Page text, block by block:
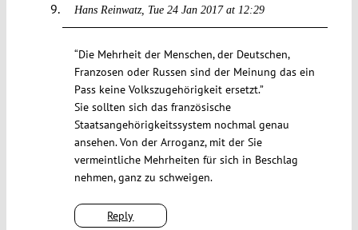
Hans Reinwatz Tue 24 Jan 2017 at 12:29
Reply
“Die Mehrheit der Menschen, der Deutschen,
Franzosen oder Russen sind der Meinung das ein
Pass keine Volkszugehörigkeit ersetzt.”
Sie sollten sich das französische
Staatsangehörigkeitssystem nochmal genau
ansehen. Von der Arroganz, mit der Sie
vermeintliche Mehrheiten für sich in Beschlag
nehmen, ganz zu schweigen.